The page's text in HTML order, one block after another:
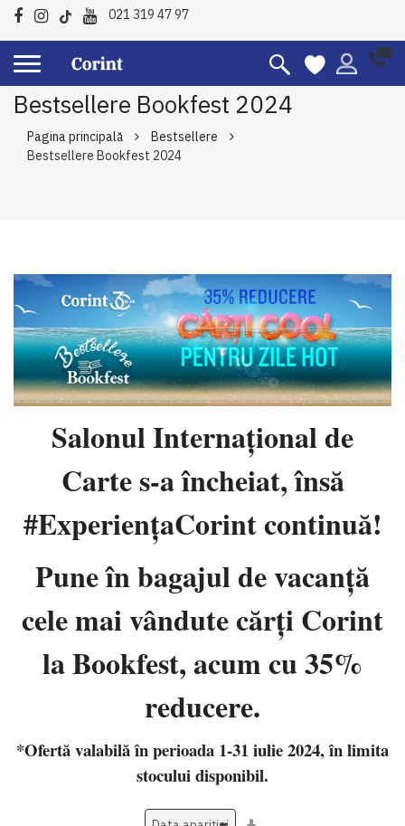
021 319 47 97
Bestsellere Bookfest 2024
Pagina principală
Bestsellere
Bestsellere Bookfest 2024
Salonul Internaţional de
Carte s-a încheiat, însă
#ExperiențaCorint continuă!
Pune în bagajul de vacanţă
cele mai vândute cărţi Corint
la Bookfest, acum cu 35%
reducere.
*Ofertă valabilă în perioada 1-31 iulie 2024, în limita
stocului disponibil.